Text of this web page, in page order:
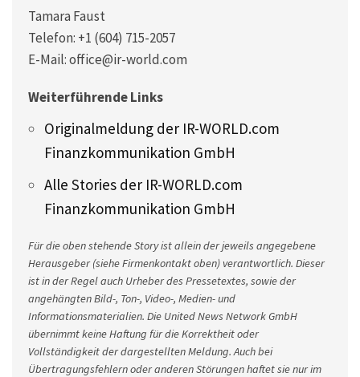
Tamara Faust
Telefon: +1 (604) 715-2057
E-Mail: office@ir-world.com
Weiterführende Links
Originalmeldung der IR-WORLD.com
Finanzkommunikation GmbH
Alle Stories der IR-WORLD.com
Finanzkommunikation GmbH
Für die oben stehende Story ist allein der jeweils angegebene
Herausgeber (siehe Firmenkontakt oben) verantwortlich. Dieser
ist in der Regel auch Urheber des Pressetextes, sowie der
angehängten Bild-, Ton-, Video-, Medien- und
Informationsmaterialien. Die United News Network GmbH
übernimmt keine Haftung für die Korrektheit oder
Vollständigkeit der dargestellten Meldung. Auch bei
Übertragungsfehlern oder anderen Störungen haftet sie nur im